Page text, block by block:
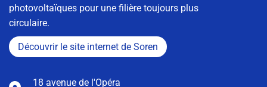
photovoltaïques pour une filière toujours plus
circulaire.
Découvrir le site internet de Soren
18 avenue de l'Opéra